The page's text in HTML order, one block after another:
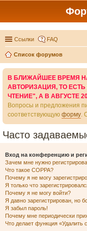
Ссылки FAQ
Список форумов
В БЛИЖАЙШЕЕ ВРЕМЯ
АВТОРИЗАЦИЯ, ТО
ЧТЕНИЕ", А В АВГУСТЕ
Вопросы и предложения
соответствующую форму.
Часто
Вход на конференцию и
Зачем мне нужно
Что такое COPPA?
Почему я не могу
Я только что
Почему я не могу войти?
Я давно зарегистрирован, но
Я забыл пароль!
Почему мне периодически
Что делает функция «Удалить